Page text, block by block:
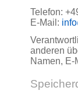
Telefon:
E-Mail:
anderen
Namen, E-